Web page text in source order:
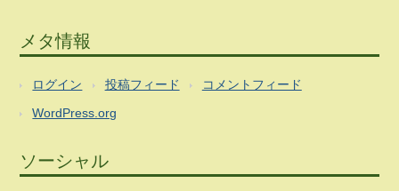
メタ情報
ログイン 投稿フィード コメントフィード
WordPress.org
ソーシャル